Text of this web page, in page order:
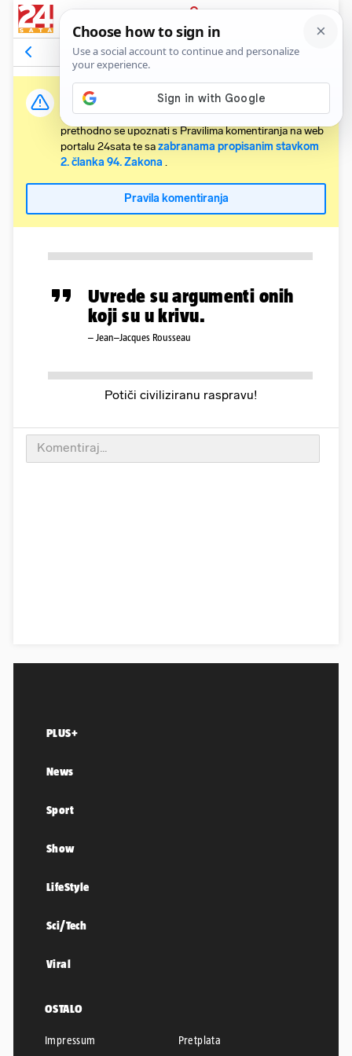
PRIJAVA
Komentari Relevantni
Važna obavijest:
Svaki korisnik koji želi komentirati članke obvezan je
prethodno se upoznati s Pravilima komentiranja na web
portalu 24sata te sazabranama propisanim stavkom
2. članka 94. Zakona .
Pravila komentiranja
Uvrede su argumenti onih
koji su u krivu.
– Jean–Jacques Rousseau
Potiči civiliziranu raspravu!
PLUS+
News
Sport
Show
LifeStyle
Sci/Tech
Viral
OSTALO
Impressum Pretplata